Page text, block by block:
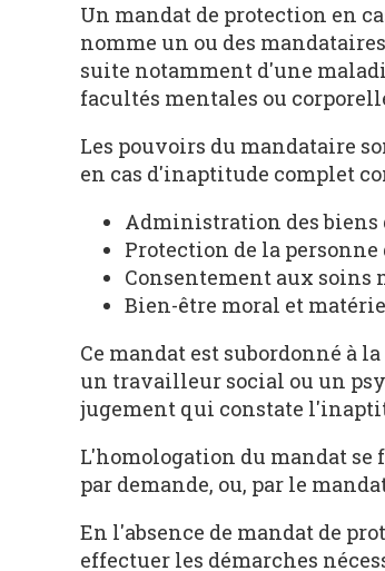
Un mandat de protection en
nomme un ou des
suite notamment d'une
facultés mentales ou
Les pouvoirs du mandataire
en cas d'inaptitude complet
Administration des biens
Protection de la personne
Consentement aux soins
Bien-être moral et
Ce mandat est subordonné à
un travailleur social ou un
jugement qui constate
L'homologation du mandat
par demande, ou, par le
En l'absence de mandat de
effectuer les démarches